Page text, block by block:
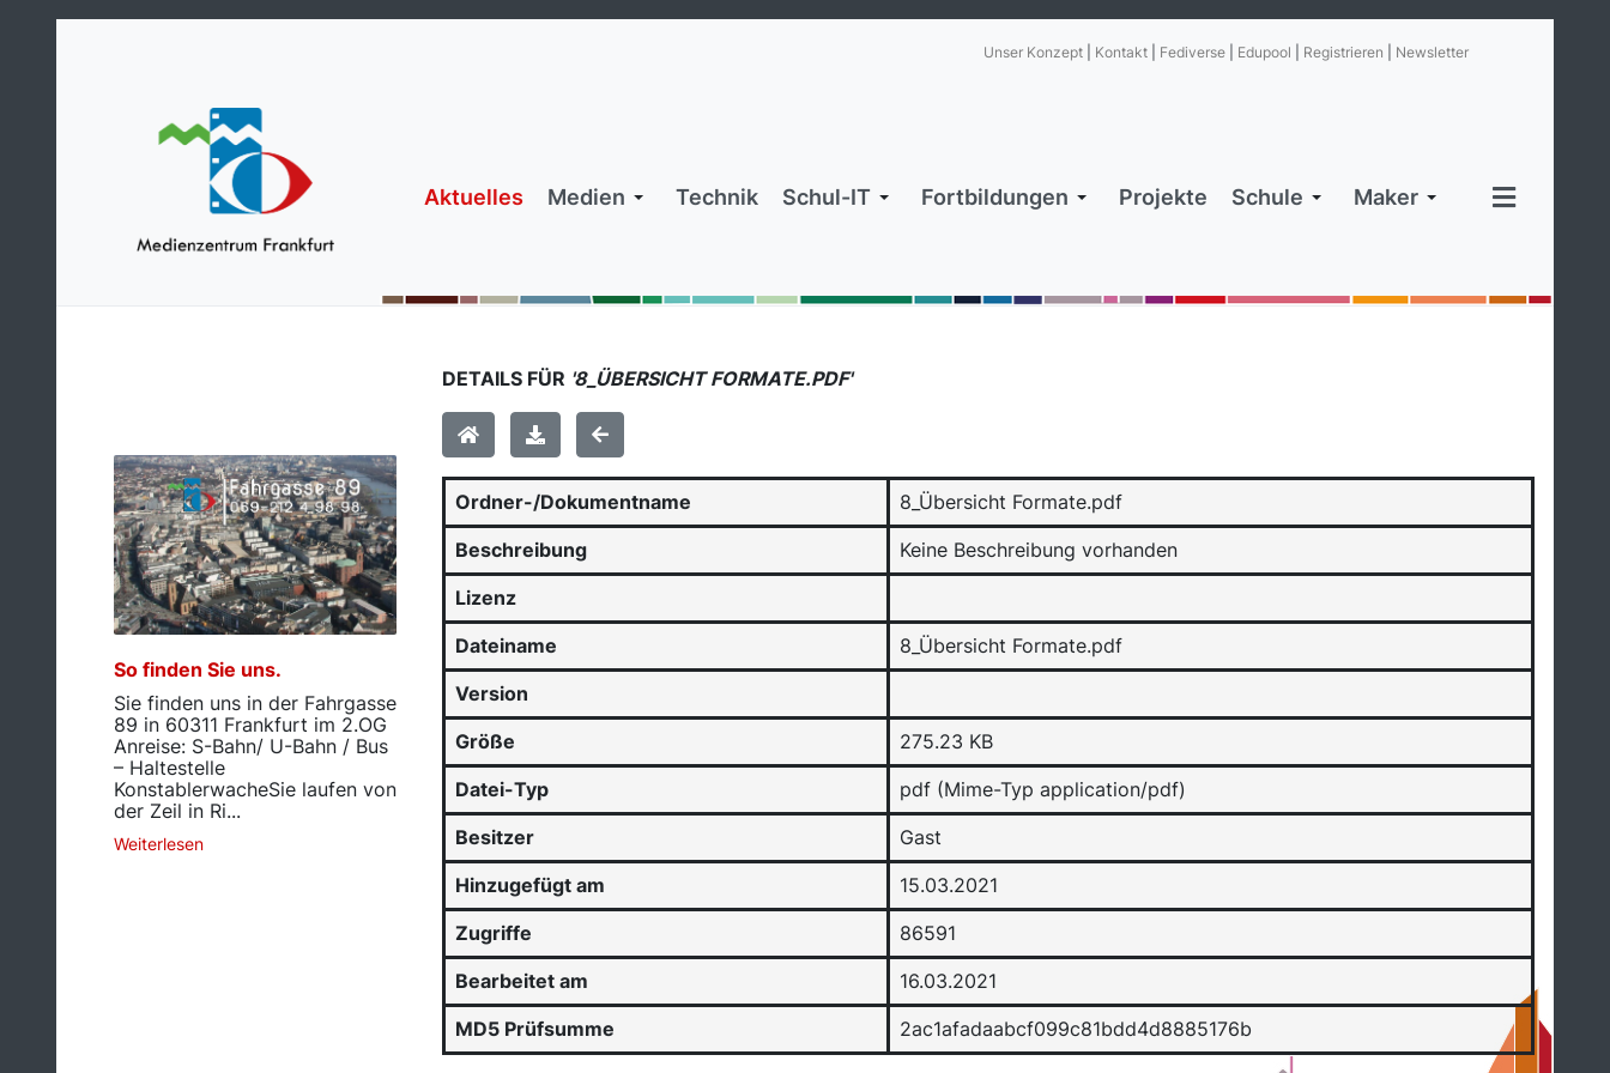
Unser Konzept Kontakt Fediverse Edupool Registrieren Newsletter
Aktuelles Medien Technik Schul-IT Fortbildungen Projekte Schule Maker
DETAILS FÜR '8_ÜBERSICHT FORMATE.PDF'
Ordner-/Dokumentname
8_Übersicht Formate.pdf
Beschreibung
Keine Beschreibung vorhanden
Lizenz
Dateiname
8_Übersicht Formate.pdf
Version
Größe
275.23 KB
Datei-Typ
pdf (Mime-Typ application/pdf)
Besitzer
Gast
Hinzugefügt am
15.03.2021
Zugriffe
86591
Bearbeitet am
16.03.2021
MD5 Prüfsumme
2ac1afadaabcf099c81bdd4d8885176b
So finden Sie uns.
Sie finden uns in der Fahrgasse
89 in 60311 Frankfurt im 2.OG
Anreise: S-Bahn/ U-Bahn / Bus
– Haltestelle
KonstablerwacheSie laufen von
der Zeil in Ri...
Weiterlesen